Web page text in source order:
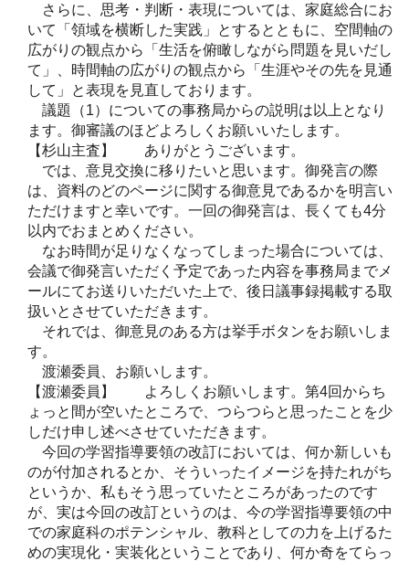
さらに、思考・判断・表現については、家庭総合にお
いて「領域を横断した実践」とするとともに、空間軸の
広がりの観点から「生活を俯瞰しながら問題を見いだし
て」、時間軸の広がりの観点から「生涯やその先を見通
して」と表現を見直しております。
議題（1）についての事務局からの説明は以上となり
ます。御審議のほどよろしくお願いいたします。
【杉山主査】 ありがとうございます。
では、意見交換に移りたいと思います。御発言の際
は、資料のどのページに関する御意見であるかを明言い
ただけますと幸いです。一回の御発言は、長くても4分
以内でおまとめください。
なお時間が足りなくなってしまった場合については、
会議で御発言いただく予定であった内容を事務局までメ
ールにてお送りいただいた上で、後日議事録掲載する取
扱いとさせていただきます。
それでは、御意見のある方は挙手ボタンをお願いしま
す。
渡瀬委員、お願いします。
【渡瀬委員】 よろしくお願いします。第4回からち
ょっと間が空いたところで、つらつらと思ったことを少
しだけ申し述べさせていただきます。
今回の学習指導要領の改訂においては、何か新しいも
のが付加されるとか、そういったイメージを持たれがち
というか、私もそう思っていたところがあったのです
が、実は今回の改訂というのは、今の学習指導要領の中
での家庭科のポテンシャル、教科としての力を上げるた
めの実現化・実装化ということであり、何か奇をてらっ